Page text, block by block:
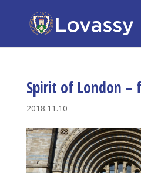
Spirit of London –
2018.11.10